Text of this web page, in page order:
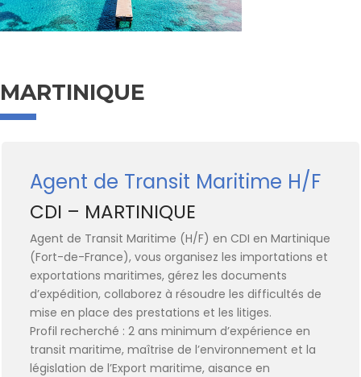
MARTINIQUE
Agent de Transit Maritime H/F
CDI – MARTINIQUE
Agent de Transit Maritime (H/F) en CDI en Martinique
(Fort-de-France), vous organisez les importations et
exportations maritimes, gérez les documents
d’expédition, collaborez à résoudre les difficultés de
mise en place des prestations et les litiges.
Profil recherché : 2 ans minimum d’expérience en
transit maritime, maîtrise de l’environnement et la
législation de l’Export maritime, aisance en